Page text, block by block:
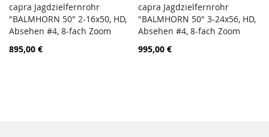
Dodaj do koszyka PORÓWNAJ
capra Jagdzielfernrohr
"BALMHORN 50" 2-16x50, HD,
Absehen #4, 8-fach Zoom
895,00 €
Dodaj do koszyka
capra Jagdzielfernrohr
"BALMHORN 50" 3-24x56, HD,
Absehen #4, 8-fach Zoom
995,00 €